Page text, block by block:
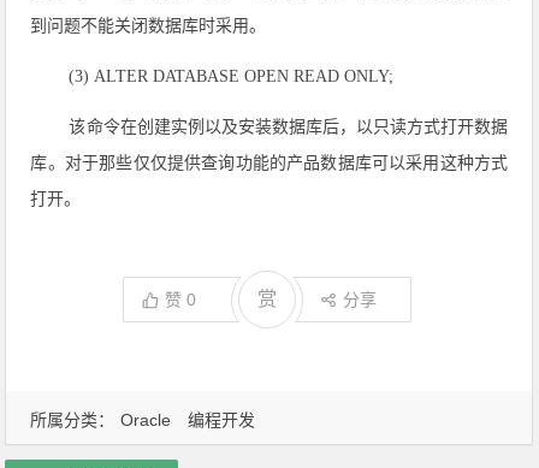
所属分类： Oracle 编程开发
到问题不能关闭数据库时采用。
(3) ALTER DATABASE OPEN READ ONLY;
该命令在创建实例以及安装数据库后，以只读方式打开数据
库。对于那些仅仅提供查询功能的产品数据库可以采用这种方式
打开。
赞0 赏 分享